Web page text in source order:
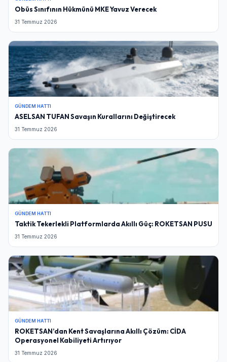
Obüs Sınıfının Hükmünü MKE Yavuz Verecek
31 Temmuz 2026
GÜNDEM HATTI
ASELSAN TUFAN Savaşın Kurallarını Değiştirecek
31 Temmuz 2026
GÜNDEM HATTI
Taktik Tekerlekli Platformlarda Akıllı Güç: ROKETSAN PUSU
31 Temmuz 2026
GÜNDEM HATTI
ROKETSAN’dan Kent Savaşlarına Akıllı Çözüm: CİDA
Operasyonel Kabiliyeti Artırıyor
31 Temmuz 2026